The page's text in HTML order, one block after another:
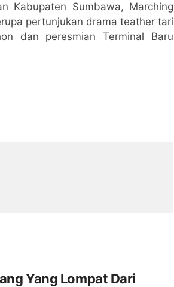
Kabupaten Sumbawa, Marching
pertunjukan drama teather tari
dan peresmian Terminal Baru
Yang Lompat Dari